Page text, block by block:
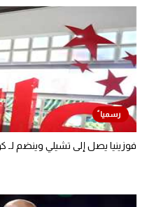
فوزينيا يصل إلى تشيلي وينضم لـ